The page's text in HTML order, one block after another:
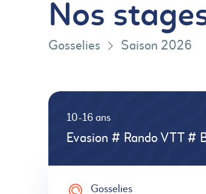
Nos
Gosselies Saison 2026
10-16 ans
Gosselies